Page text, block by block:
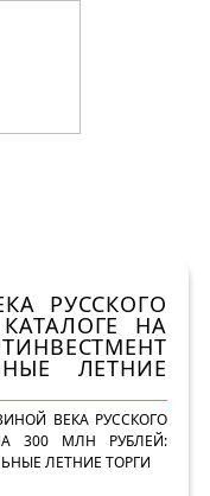
РУССКОГО
НА
ЛЕТНИЕ
ВЕКА РУССКОГО
300 МЛН РУБЛЕЙ:
ЛЕТНИЕ ТОРГИ